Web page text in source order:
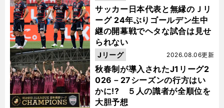
サッカー日本代表と無縁のＪリ
ーグ 24年ぶりゴールデン生中
継の開幕戦でヘタな試合は見せ
られない
秋春制が導入されたJ1リーグ2
026－27シーズンの行方はい
かに!? ５人の識者が全順位を
大胆予想
2026.08.06更新
Jリーグ